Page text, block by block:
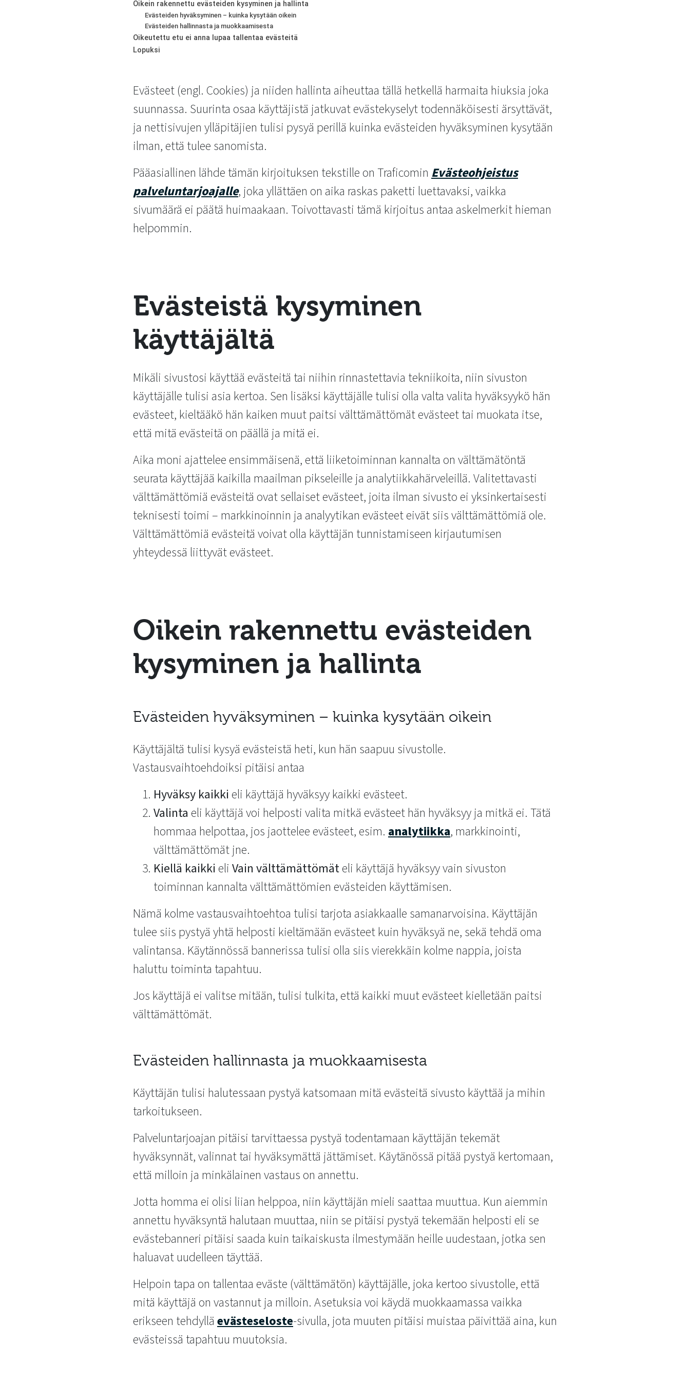
Oikein rakennettu evästeiden kysyminen ja hallinta
Evästeiden hyväksyminen – kuinka kysytään oikein
Evästeiden hallinnasta ja muokkaamisesta
Oikeutettu etu ei anna lupaa tallentaa evästeitä
Lopuksi
Evästeet (engl. Cookies) ja niiden hallinta aiheuttaa tällä hetkellä harmaita hiuksia joka
suunnassa. Suurinta osaa käyttäjistä jatkuvat evästekyselyt todennäköisesti ärsyttävät,
ja nettisivujen ylläpitäjien tulisi pysyä perillä kuinka evästeiden hyväksyminen kysytään
ilman, että tulee sanomista.
Pääasiallinen lähde tämän kirjoituksen tekstille on Traficomin Evästeohjeistus
palveluntarjoajalle, joka yllättäen on aika raskas paketti luettavaksi, vaikka
sivumäärä ei päätä huimaakaan. Toivottavasti tämä kirjoitus antaa askelmerkit hieman
helpommin.
Evästeistä kysyminen
käyttäjältä
Mikäli sivustosi käyttää evästeitä tai niihin rinnastettavia tekniikoita, niin sivuston
käyttäjälle tulisi asia kertoa. Sen lisäksi käyttäjälle tulisi olla valta valita hyväksyykö hän
evästeet, kieltääkö hän kaiken muut paitsi välttämättömät evästeet tai muokata itse,
että mitä evästeitä on päällä ja mitä ei.
Aika moni ajattelee ensimmäisenä, että liiketoiminnan kannalta on välttämätöntä
seurata käyttäjää kaikilla maailman pikseleille ja analytiikkahärveleillä. Valitettavasti
välttämättömiä evästeitä ovat sellaiset evästeet, joita ilman sivusto ei yksinkertaisesti
teknisesti toimi – markkinoinnin ja analyytikan evästeet eivät siis välttämättömiä ole.
Välttämättömiä evästeitä voivat olla käyttäjän tunnistamiseen kirjautumisen
yhteydessä liittyvät evästeet.
Oikein rakennettu evästeiden
kysyminen ja hallinta
Evästeiden hyväksyminen – kuinka kysytään oikein
Käyttäjältä tulisi kysyä evästeistä heti, kun hän saapuu sivustolle.
Vastausvaihtoehdoiksi pitäisi antaa
Hyväksy kaikki eli käyttäjä hyväksyy kaikki evästeet.
Valinta eli käyttäjä voi helposti valita mitkä evästeet hän hyväksyy ja mitkä ei. Tätä
hommaa helpottaa, jos jaottelee evästeet, esim. analytiikka, markkinointi,
välttämättömät jne.
Kiellä kaikki eli Vain välttämättömäteli käyttäjä hyväksyy vain sivuston
toiminnan kannalta välttämättömien evästeiden käyttämisen.
Nämä kolme vastausvaihtoehtoa tulisi tarjota asiakkaalle samanarvoisina. Käyttäjän
tulee siis pystyä yhtä helposti kieltämään evästeet kuin hyväksyä ne, sekä tehdä oma
valintansa. Käytännössä bannerissa tulisi olla siis vierekkäin kolme nappia, joista
haluttu toiminta tapahtuu.
Jos käyttäjä ei valitse mitään, tulisi tulkita, että kaikki muut evästeet kielletään paitsi
välttämättömät.
Evästeiden hallinnasta ja muokkaamisesta
Käyttäjän tulisi halutessaan pystyä katsomaan mitä evästeitä sivusto käyttää ja mihin
tarkoitukseen.
Palveluntarjoajan pitäisi tarvittaessa pystyä todentamaan käyttäjän tekemät
hyväksynnät, valinnat tai hyväksymättä jättämiset. Käytänössä pitää pystyä kertomaan,
että milloin ja minkälainen vastaus on annettu.
Jotta homma ei olisi liian helppoa, niin käyttäjän mieli saattaa muuttua. Kun aiemmin
annettu hyväksyntä halutaan muuttaa, niin se pitäisi pystyä tekemään helposti eli se
evästebanneri pitäisi saada kuin taikaiskusta ilmestymään heille uudestaan, jotka sen
haluavat uudelleen täyttää.
Helpoin tapa on tallentaa eväste (välttämätön) käyttäjälle, joka kertoo sivustolle, että
mitä käyttäjä on vastannut ja milloin. Asetuksia voi käydä muokkaamassa vaikka
erikseen tehdyllä evästeseloste-sivulla, jota muuten pitäisi muistaa päivittää aina, kun
evästeissä tapahtuu muutoksia.